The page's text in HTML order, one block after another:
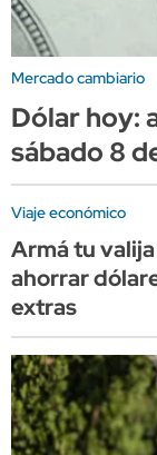
Mercado cambiario
Dólar hoy:
sábado 8
Viaje económico
Armá tu
ahorrar
extras